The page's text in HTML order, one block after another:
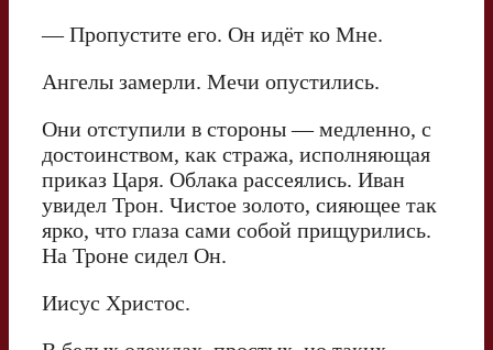
— Пропустите его. Он идёт ко Мне.
Ангелы замерли. Мечи опустились.
Они отступили в стороны — медленно, с
достоинством, как стража, исполняющая
приказ Царя. Облака рассеялись. Иван
увидел Трон. Чистое золото, сияющее так
ярко, что глаза сами собой прищурились.
На Троне сидел Он.
Иисус Христос.